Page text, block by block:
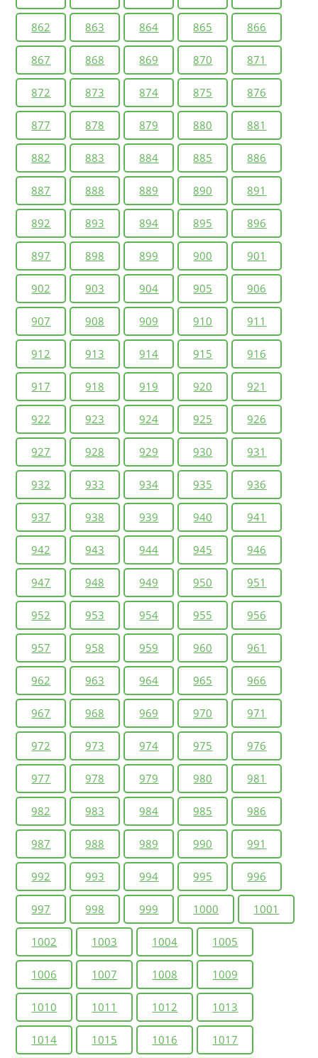
862 863 864 865 866
867 868 869 870 871
872 873 874 875 876
877 878 879 880 881
882 883 884 885 886
887 888 889 890 891
892 893 894 895 896
897 898 899 900 901
902 903 904 905 906
907 908 909 910 911
912 913 914 915 916
917 918 919 920 921
922 923 924 925 926
927 928 929 930 931
932 933 934 935 936
937 938 939 940 941
942 943 944 945 946
947 948 949 950 951
952 953 954 955 956
957 958 959 960 961
962 963 964 965 966
967 968 969 970 971
972 973 974 975 976
977 978 979 980 981
982 983 984 985 986
987 988 989 990 991
992 993 994 995 996
997 998 999 1000 1001
1002 1003 1004 1005
1006 1007 1008 1009
1010 1011 1012 1013
1014 1015 1016 1017